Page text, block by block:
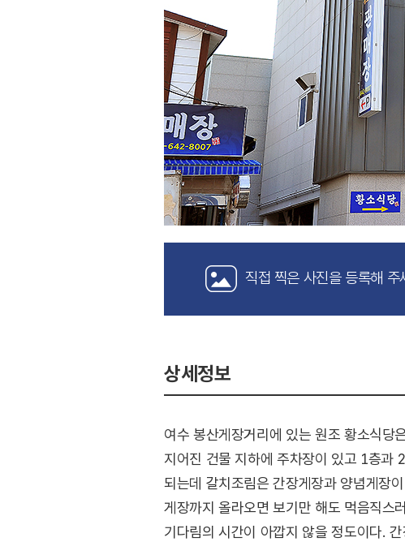
직접 찍은 사진을 등록해 주
상세정보
여수 봉산게장거리에 있는 원조 황소식당
지어진 건물 지하에 주차장이 있고 1층과
되는데 갈치조림은 간장게장과 양념게장
게장까지 올라오면 보기만 해도 먹음직스
기다림의 시간이 아깝지 않을 정도이다.